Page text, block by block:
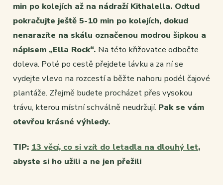
min po kolejích až na nádraží Kithalella. Odtud
pokračujte ještě 5-10 min po kolejích, dokud
nenarazíte na skálu označenou modrou šipkou a
nápisem „Ella Rock“. Na této křižovatce odbočte
doleva. Poté po cestě přejdete lávku a za ní se
vydejte vlevo na rozcestí a běžte nahoru podél čajové
plantáže. Zřejmě budete procházet přes vysokou
trávu, kterou místní schválně neudržují. Pak se vám
otevřou krásné výhledy.
TIP: 13 věcí, co si vzít do letadla na dlouhý let,
abyste si ho užili a ne jen přežili